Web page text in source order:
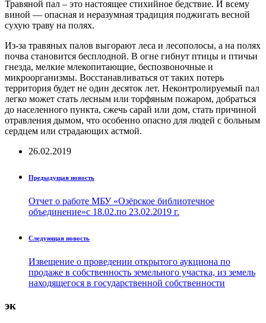
Травяной пал – это настоящее стихийное бедствие. И всему
виной — опасная и неразумная традиция поджигать весной
сухую траву на полях.
Из-за травяных палов выгорают леса и лесополосы, а на полях
почва становится бесплодной. В огне гибнут птицы и птичьи
гнезда, мелкие млекопитающие, беспозвоночные и
микроорганизмы. Восстанавливаться от таких потерь
территория будет не один десяток лет. Неконтролируемый пал
легко может стать лесным или торфяным пожаром, добраться
до населенного пункта, сжечь сарай или дом, стать причиной
отравления дымом, что особенно опасно для людей с больным
сердцем или страдающих астмой.
26.02.2019
Предыдущая новость
Отчет о работе МБУ «Озёрское библиотечное
объединение»с 18.02.по 23.02.2019 г.
Следующая новость
Извещение о проведении открытого аукциона по
продаже в собственность земельного участка, из земель
находящегося в государственной собственности
эк